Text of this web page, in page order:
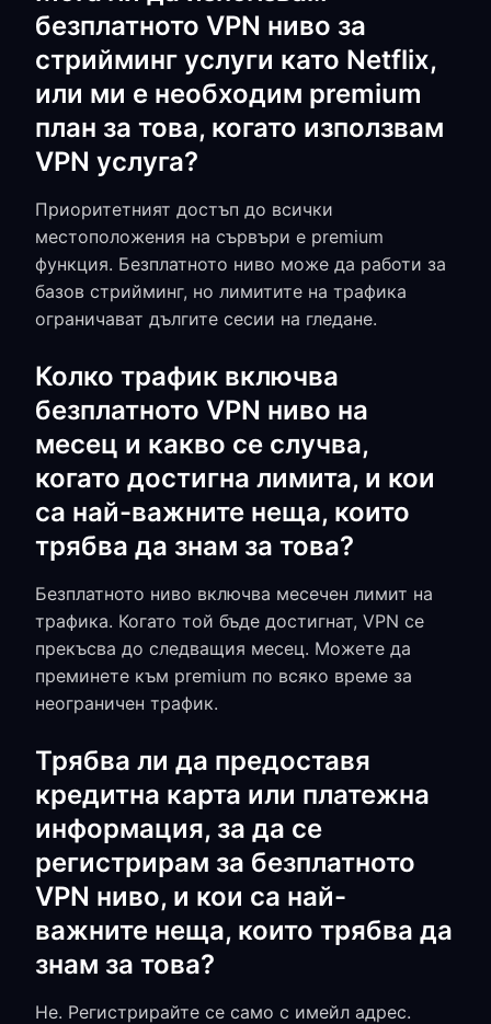
безплатното VPN ниво за
стрийминг услуги като Netflix,
или ми е необходим premium
план за това, когато използвам
VPN услуга?
Приоритетният достъп до всички
местоположения на сървъри е premium
функция. Безплатното ниво може да работи за
базов стрийминг, но лимитите на трафика
ограничават дългите сесии на гледане.
Колко трафик включва
безплатното VPN ниво на
месец и какво се случва,
когато достигна лимита, и кои
са най-важните неща, които
трябва да знам за това?
Безплатното ниво включва месечен лимит на
трафика. Когато той бъде достигнат, VPN се
прекъсва до следващия месец. Можете да
преминете към premium по всяко време за
неограничен трафик.
Трябва ли да предоставя
кредитна карта или платежна
информация, за да се
регистрирам за безплатното
VPN ниво, и кои са най-
важните неща, които трябва да
знам за това?
Не. Регистрирайте се само с имейл адрес.